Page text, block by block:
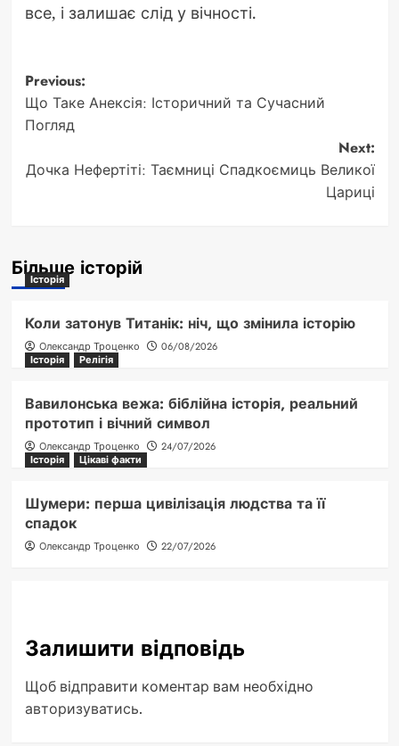
все, і залишає слід у вічності.
Post
navigation
Previous:
Що Таке Анексія: Історичний та Сучасний
Погляд
Next:
Дочка Нефертіті: Таємниці Спадкоємиць Великої
Цариці
Більше історій
Історія
Коли затонув Титанік: ніч, що змінила історію
Олександр Троценко
06/08/2026
Історія
Релігія
Вавилонська вежа: біблійна історія, реальний
прототип і вічний символ
Олександр Троценко
24/07/2026
Історія
Цікаві факти
Шумери: перша цивілізація людства та її
спадок
Олександр Троценко 22/07/2026
Залишити відповідь
Щоб відправити коментар вам необхідно
авторизуватись.